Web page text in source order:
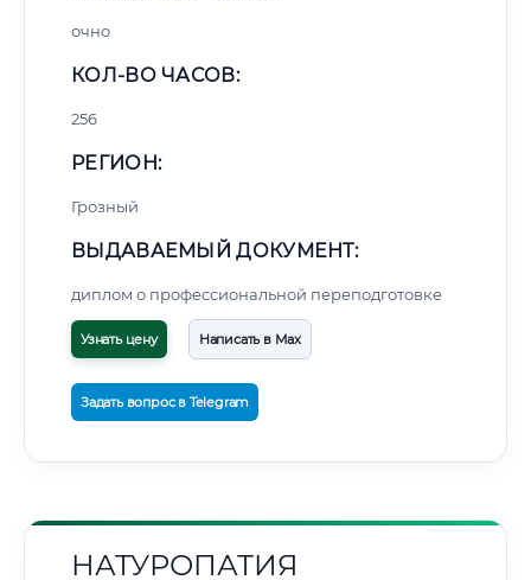
очно
КОЛ-ВО ЧАСОВ:
256
РЕГИОН:
Грозный
ВЫДАВАЕМЫЙ ДОКУМЕНТ:
диплом о профессиональной переподготовке
Узнать цену Написать в Max
Задать вопрос в Telegram
НАТУРОПАТИЯ